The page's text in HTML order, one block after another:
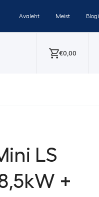
Avaleht Meist Blogi
€0,00
LS
+